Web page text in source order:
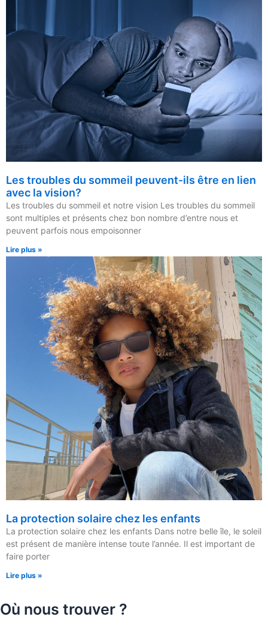
Les troubles du sommeil peuvent-ils être en lien
avec la vision?
Les troubles du sommeil et notre vision Les troubles du sommeil
sont multiples et présents chez bon nombre d’entre nous et
peuvent parfois nous empoisonner
Lire plus »
La protection solaire chez les enfants
La protection solaire chez les enfants Dans notre belle île, le soleil
est présent de manière intense toute l’année. Il est important de
faire porter
Lire plus »
Où nous trouver ?